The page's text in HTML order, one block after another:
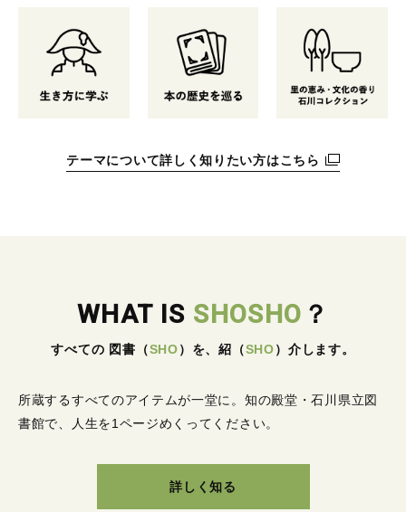
テーマについて詳しく知りたい方はこちら
WHAT IS SHOSHO ？
すべての 図書 （SHO） を、紹 （SHO） 介します。
所蔵するすべてのアイテムが一堂に。 知の殿堂・石川県立図
書館で、人生を1ページめくってください。
詳しく知る